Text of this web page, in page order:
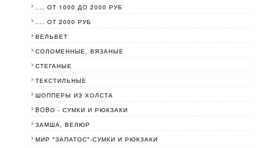
.... ОТ 1000 ДО 2000 РУБ
.... ОТ 2000 РУБ
ВЕЛЬВЕТ
СОЛОМЕННЫЕ, ВЯЗАНЫЕ
СТЕГАНЫЕ
ТЕКСТИЛЬНЫЕ
ШОППЕРЫ ИЗ ХОЛСТА
BOBО - СУМКИ И РЮКЗАКИ
ЗАМША, ВЕЛЮР
МИР "ЗАПАТОС"-СУМКИ И РЮКЗАКИ